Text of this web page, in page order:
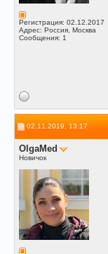
Регистрация: 02.12.2017
Адрес: Россия, Москва
Сообщения: 1
02.11.2019, 13:17
OlgaMed
Новичок